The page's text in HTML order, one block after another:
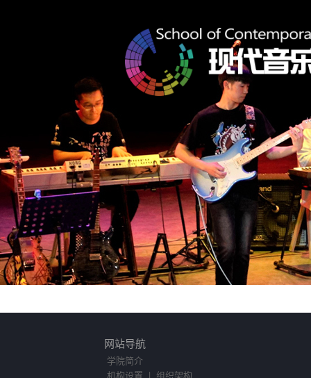
网站导航
学院简介
机构设置 | 组织架构